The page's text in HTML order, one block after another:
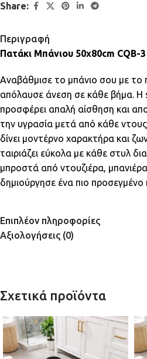
Share:
Περιγραφή
Πατάκι Μπάνιου 50x80cm
Αναβάθμισε το μπάνιο σου με το
απόλαυσε άνεση σε κάθε βήμα. Η
προσφέρει απαλή αίσθηση και
την υγρασία μετά από κάθε
δίνει μοντέρνο χαρακτήρα και
ταιριάζει εύκολα με κάθε στυλ
μπροστά από ντουζιέρα,
δημιούργησε ένα πιο προσεγμένο
Επιπλέον πληροφορίες
Αξιολογήσεις (0)
Σχετικά προϊόντα